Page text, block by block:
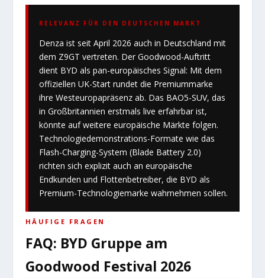
RELEVANZ FÜR DEN DEUTSCHEN MARKT
Denza ist seit April 2026 auch in Deutschland mit
dem Z9GT vertreten. Der Goodwood-Auftritt
dient BYD als pan-europäisches Signal: Mit dem
offiziellen UK-Start rundet die Premiummarke
ihre Westeuropapräsenz ab. Das BAO5-SUV, das
in Großbritannien erstmals live erfahrbar ist,
könnte auf weitere europäische Märkte folgen.
Technologiedemonstrations-Formate wie das
Flash-Charging-System (Blade Battery 2.0)
richten sich explizit auch an europäische
Endkunden und Flottenbetreiber, die BYD als
Premium-Technologiemarke wahrnehmen sollen.
HÄUFIGE FRAGEN
FAQ: BYD Gruppe am
Goodwood Festival 2026